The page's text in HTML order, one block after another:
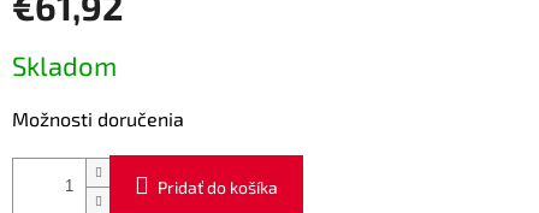
cena:
Skladom
Možnosti doručenia
Pridať do košíka